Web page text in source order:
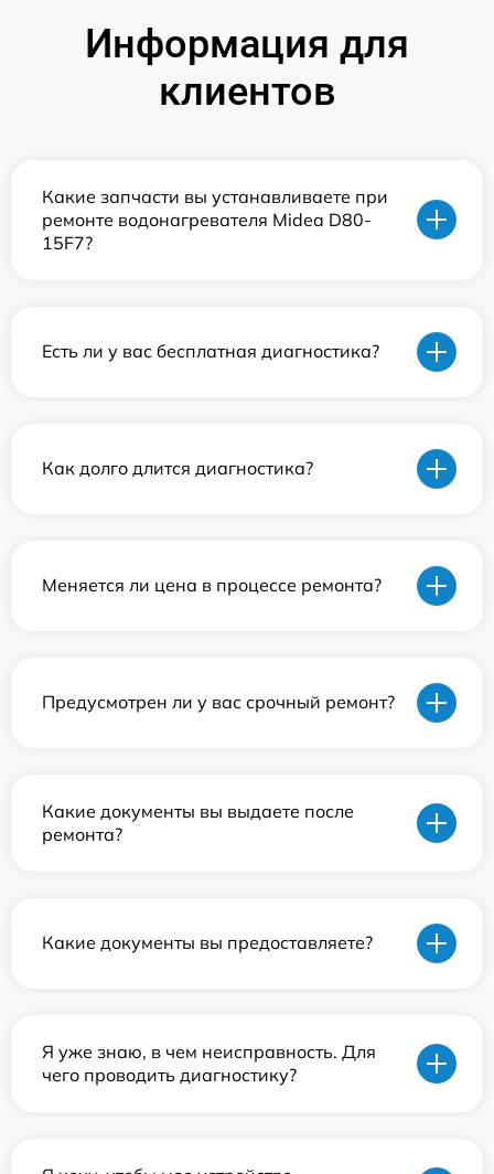
Информация для
клиентов
Какие запчасти вы устанавливаете при
ремонте водонагревателя Midea D80-
15F7?
Есть ли у вас бесплатная диагностика?
Как долго длится диагностика?
Меняется ли цена в процессе ремонта?
Предусмотрен ли у вас срочный ремонт?
Какие документы вы выдаете после
ремонта?
Какие документы вы предоставляете?
Я уже знаю, в чем неисправность. Для
чего проводить диагностику?